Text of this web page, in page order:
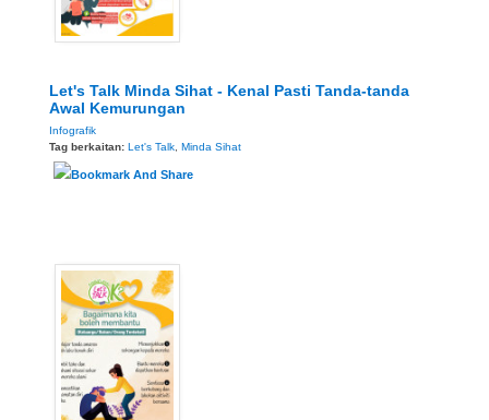
Let's Talk Minda Sihat - Kenal Pasti Tanda-tanda
Awal Kemurungan
Infografik
Tag berkaitan: Let's Talk Minda Sihat